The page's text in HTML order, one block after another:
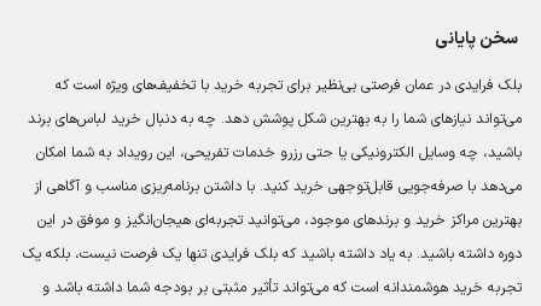
سخن پایانی
بلک فرایدی در عمان فرصتی بی‌نظیر برای تجربه خرید با تخفیف‌های ویژه است که
می‌تواند نیازهای شما را به بهترین شکل پوشش دهد. چه به دنبال خرید لباس‌های برند
باشید، چه وسایل الکترونیکی یا حتی رزرو خدمات تفریحی، این رویداد به شما امکان
می‌دهد با صرفه‌جویی قابل‌توجهی خرید کنید. با داشتن برنامه‌ریزی مناسب و آگاهی از
بهترین مراکز خرید و برندهای موجود، می‌توانید تجربه‌ای هیجان‌انگیز و موفق در این
دوره داشته باشید. به یاد داشته باشید که بلک فرایدی تنها یک فرصت نیست، بلکه یک
تجربه خرید هوشمندانه است که می‌تواند تأثیر مثبتی بر بودجه شما داشته باشد و